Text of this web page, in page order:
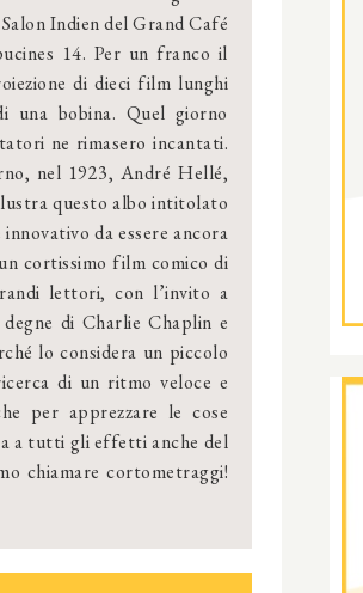
Indien del Grand Café
14. Per un franco il
di dieci film lunghi
una bobina. Quel giorno
ne rimasero incantati.
nel 1923, André Hellé,
questo albo intitolato
da essere ancora
cortissimo film comico di
lettori, con l’invito a
di Charlie Chaplin e
lo considera un piccolo
di un ritmo veloce e
per apprezzare le cose
a tutti gli effetti anche del
chiamare cortometraggi!